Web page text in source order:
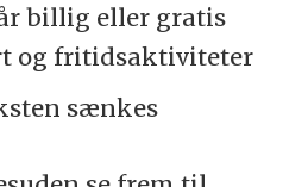
billig eller gratis
og fritidsaktiviteter
sænkes